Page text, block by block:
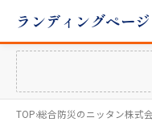
ランディングペー
TOP›総合防災のニッタン株式